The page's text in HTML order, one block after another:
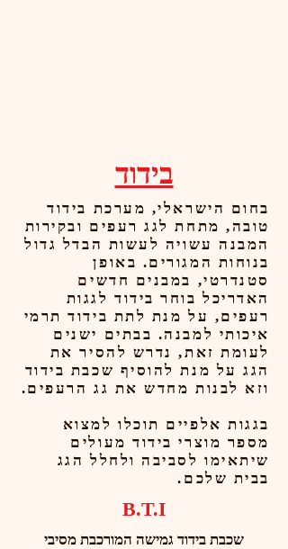
בידוד
בחום הישראלי, מערכת בידוד
טובה, מתחת לגג רעפים ובקירות
המבנה עשויה לעשות הבדל גדול
בנוחות המגורים. באופן
סטנדרטי, במבנים חדשים
האדריכל בוחר בידוד לגגות
רעפים, על מנת לתת בידוד תרמי
איכותי למבנה. בבתים ישנים
לעומת זאת, נדרש להסיר את
הגג על מנת להוסיף שכבת בידוד
וזא לבנות מחדש את גג הרעפים.
בגגות אלפיים תוכלו למצוא
מספר מוצרי בידוד מעולים
שיתאימו לסביבה ולחלל הגג
בבית שלכם.
B.T.I
שכבת בידוד גמישה המורכבת מסיבי